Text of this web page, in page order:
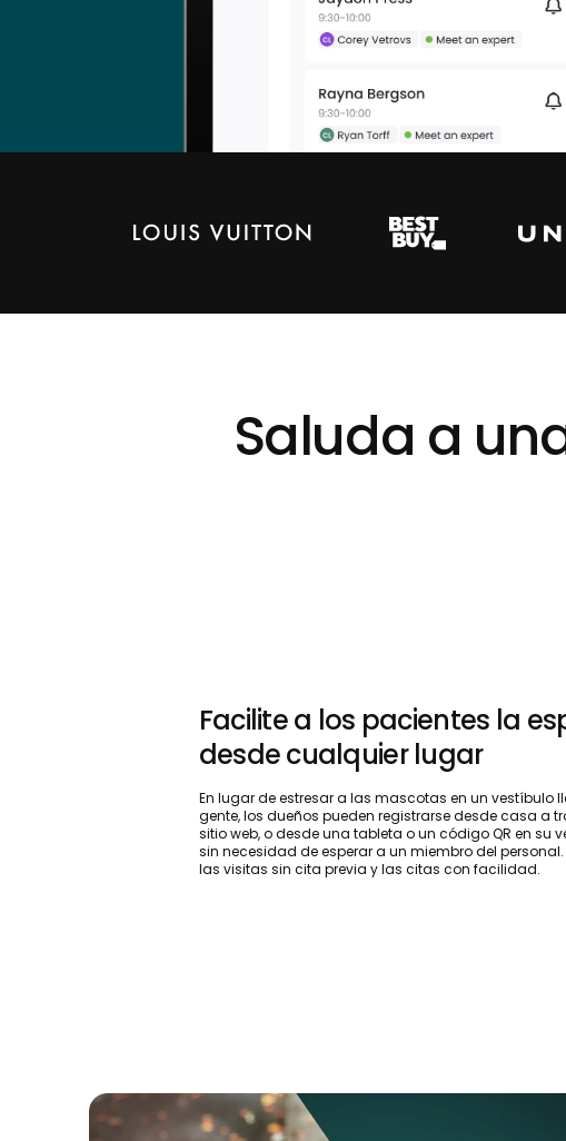
Saluda a
Facilite a los pacientes la
desde cualquier lugar
En lugar de estresar a las mascotas en un vestíbulo
gente, los dueños pueden registrarse desde casa a
sitio web, o desde una tableta o un código QR en su
sin necesidad de esperar a un miembro del personal.
las visitas sin cita previa y las citas con facilidad.